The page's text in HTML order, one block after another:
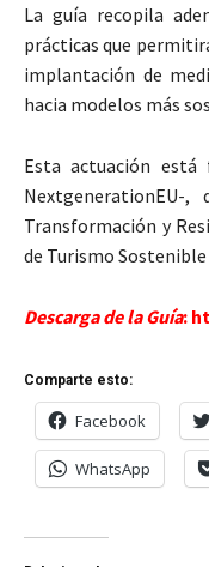
La guía recopila
prácticas que
implantación de
hacia modelos más
Esta actuación está
NextgenerationEU-
Transformación y
de Turismo
Descarga de la Guía:
Comparte esto:
Facebook
WhatsApp